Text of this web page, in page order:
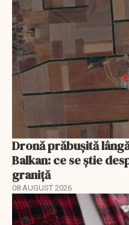
Dronă prăbușită
Balkan: ce se știe
graniță
08 AUGUST 2026